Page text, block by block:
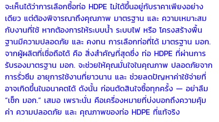
จะเห็นได้ว่าการเลือกซื้อท่อ HDPE ไม่ได้ขึ้นอยู่กับราคาเพียงอย่าง
เดียว แต่ต้องพิจารณาถึงคุณภาพ มาตรฐาน และ ความเหมาะสม
กับงานที่ใช้ หากต้องการให้ระบบน้ำ ระบบไฟ หรือ โครงสร้างพื้น
ฐานมีความปลอดภัย และ คงทน การเลือกท่อที่ได้ มาตรฐาน มอก.
จากผู้ผลิตที่เชื่อถือได้ คือ สิ่งสำคัญที่สุดซึ่ง ท่อ HDPE ที่ผ่านการ
รับรองมาตรฐาน มอก. จะช่วยให้คุณมั่นใจในคุณภาพ ปลอดภัยจาก
การรั่วซึม อายุการใช้งานที่ยาวนาน และ ช่วยลดปัญหาค่าใช้จ่ายที่
อาจเกิดขึ้นในอนาคตได้ ดังนั้น ก่อนตัดสินใจซื้อทุกครั้ง — อย่าลืม
“เช็ก มอก.” เสมอ เพราะนั่น คือเครื่องหมายที่บ่งบอกถึงความคุ้ม
ค่า ความปลอดภัย และ คุณภาพของท่อ HDPE ที่แท้จริง